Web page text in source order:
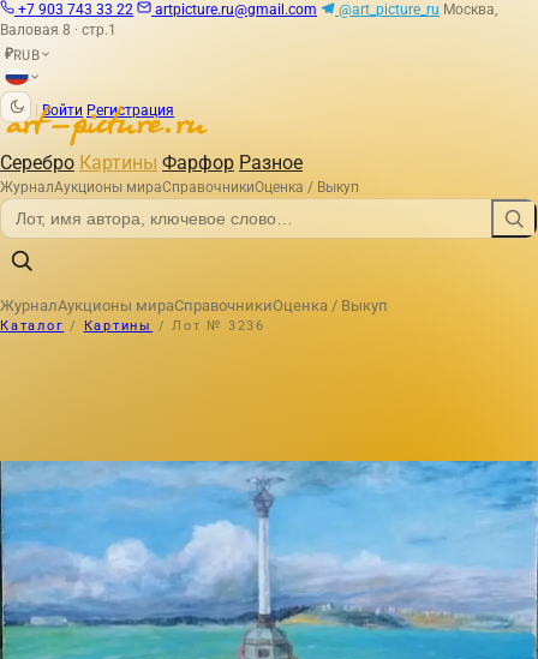
+7 903 743 33 22 artpicture.ru@gmail.com @art_picture_ru Москва,
Валовая 8 · стр.1
₽RUB
Войти Регистрация
Серебро Картины Фарфор Разное
ЖурналАукционы мираСправочникиОценка / Выкуп
ЖурналАукционы мираСправочникиОценка / Выкуп
Каталог / Картины / Лот № 3236